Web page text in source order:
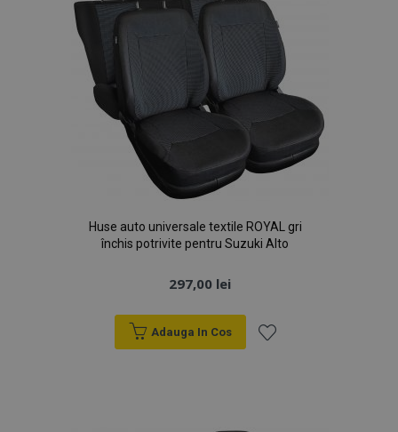
Huse auto universale textile ROYAL gri
închis potrivite pentru Suzuki Alto
297,00 lei
Adauga In Cos